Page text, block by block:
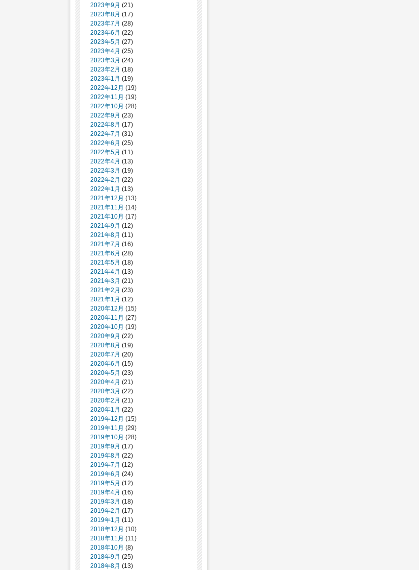
2023年9月 (21)
2023年8月 (17)
2023年7月 (28)
2023年6月 (22)
2023年5月 (27)
2023年4月 (25)
2023年3月 (24)
2023年2月 (18)
2023年1月 (19)
2022年12月 (19)
2022年11月 (19)
2022年10月 (28)
2022年9月 (23)
2022年8月 (17)
2022年7月 (31)
2022年6月 (25)
2022年5月 (11)
2022年4月 (13)
2022年3月 (19)
2022年2月 (22)
2022年1月 (13)
2021年12月 (13)
2021年11月 (14)
2021年10月 (17)
2021年9月 (12)
2021年8月 (11)
2021年7月 (16)
2021年6月 (28)
2021年5月 (18)
2021年4月 (13)
2021年3月 (21)
2021年2月 (23)
2021年1月 (12)
2020年12月 (15)
2020年11月 (27)
2020年10月 (19)
2020年9月 (22)
2020年8月 (19)
2020年7月 (20)
2020年6月 (15)
2020年5月 (23)
2020年4月 (21)
2020年3月 (22)
2020年2月 (21)
2020年1月 (22)
2019年12月 (15)
2019年11月 (29)
2019年10月 (28)
2019年9月 (17)
2019年8月 (22)
2019年7月 (12)
2019年6月 (24)
2019年5月 (12)
2019年4月 (16)
2019年3月 (18)
2019年2月 (17)
2019年1月 (11)
2018年12月 (10)
2018年11月 (11)
2018年10月 (8)
2018年9月 (25)
2018年8月 (13)